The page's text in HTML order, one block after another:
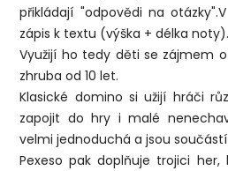
přikládají "odpovědi na
zápis k textu (výška + délka noty).
Využijí ho tedy děti se zájmem
zhruba od 10 let.
Klasické domino si užijí hráči
zapojit do hry i malé
velmi jednoduchá a jsou
Pexeso pak doplňuje trojici